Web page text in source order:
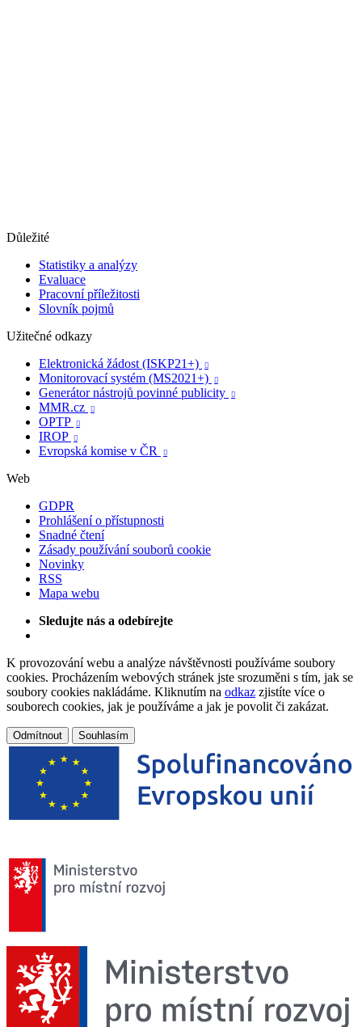
Důležité
Statistiky a analýzy
Evaluace
Pracovní příležitosti
Slovník pojmů
Užitečné odkazy
Elektronická žádost (ISKP21+)

Monitorovací systém (MS2021+) 
Generátor nástrojů povinné publicity 
MMR.cz 
OPTP 
IROP 
Evropská komise v ČR 
Web
GDPR
Prohlášení o přístupnosti
Snadné čtení
Zásady používání souborů cookie
Novinky
RSS
Mapa webu
Sledujte nás a odebírejte
K provozování webu a analýze návštěvnosti používáme soubory
cookies. Procházením webových stránek jste srozuměni s tím, jak se
soubory cookies nakládáme. Kliknutím na odkaz zjistíte více o
souborech cookies, jak je používáme a jak je povolit či zakázat.
Odmítnout Souhlasím